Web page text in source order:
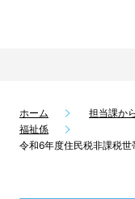
ホーム 担当課か
福祉係
令和6年度住民税非課税